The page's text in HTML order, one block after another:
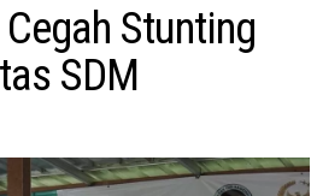
Stunting
SDM